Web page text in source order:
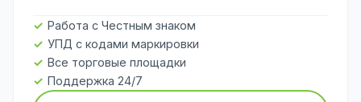
Работа с Честным знаком
УПД с кодами маркировки
Все торговые площадки
Поддержка 24/7